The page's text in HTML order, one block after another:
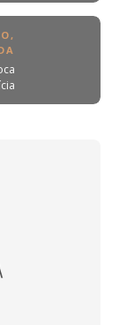
,